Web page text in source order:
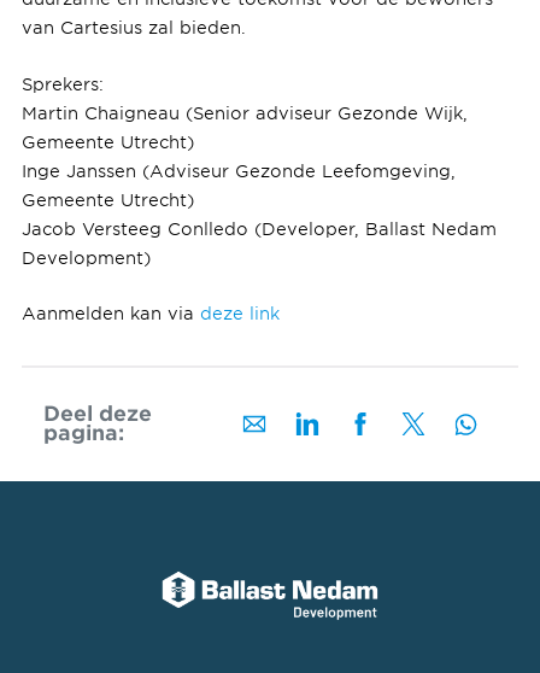
van Cartesius zal bieden.
Sprekers:
Martin Chaigneau (Senior adviseur Gezonde Wijk,
Gemeente Utrecht)
Inge Janssen (Adviseur Gezonde Leefomgeving,
Gemeente Utrecht)
Jacob Versteeg Conlledo (Developer, Ballast Nedam
Development)
Aanmelden kan via deze link
Deel deze
pagina: